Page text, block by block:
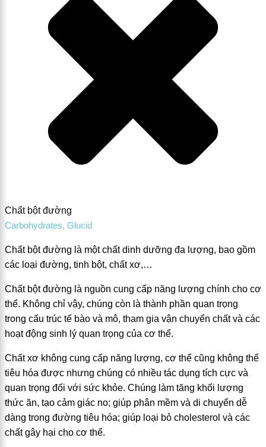
Chất bột đường
Carbohydrates, Glucid
Chất bột đường là một chất dinh dưỡng đa lượng, bao gồm
các loại đường, tinh bột, chất xơ,…
Chất bột đường là nguồn cung cấp năng lượng chính cho cơ
thể. Không chỉ vậy, chúng còn là thành phần quan trọng
trong cấu trúc tế bào và mô, tham gia vận chuyển chất và các
hoạt động sinh lý quan trọng của cơ thể.
Chất xơ không cung cấp năng lượng, cơ thể cũng không thể
tiêu hóa được nhưng chúng có nhiều tác dụng tích cực và
quan trọng đối với sức khỏe. Chúng làm tăng khối lượng
thức ăn, tạo cảm giác no; giúp phân mềm và di chuyển dễ
dàng trong đường tiêu hóa; giúp loại bỏ cholesterol và các
chất gây hại cho cơ thể.